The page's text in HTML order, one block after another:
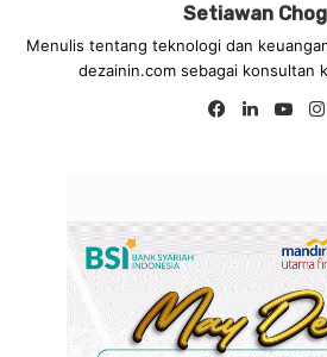
Setiawan
Menulis tentang teknologi dan
dezainin.com sebagai konsultan
Fa
Lin
Yo